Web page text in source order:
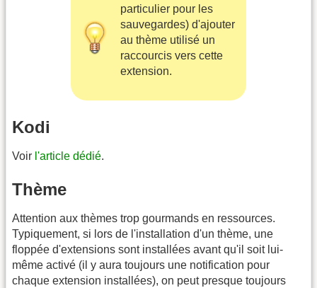
particulier pour les
sauvegardes) d'ajouter
au thème utilisé un
raccourcis vers cette
extension.
Kodi
Voir l'article dédié.
Thème
Attention aux thèmes trop gourmands en ressources.
Typiquement, si lors de l'installation d'un thème, une
floppée d'extensions sont installées avant qu'il soit lui-
même activé (il y aura toujours une notification pour
chaque extension installées), on peut presque toujours